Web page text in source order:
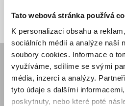
Tato webová stránka používá
K personalizaci obsahu a
sociálních médií a analýze naší
soubory cookies. Informace o
využíváme, sdílíme se svými
média, inzerci a analýzy.
tyto údaje s dalšími
poskytnuty, nebo které poté
mailová
adresa
mailová
adresa
Vaše e-mailová adresa
E-SHOP
Aktuality
Naši autoři
Obchodní podmínky